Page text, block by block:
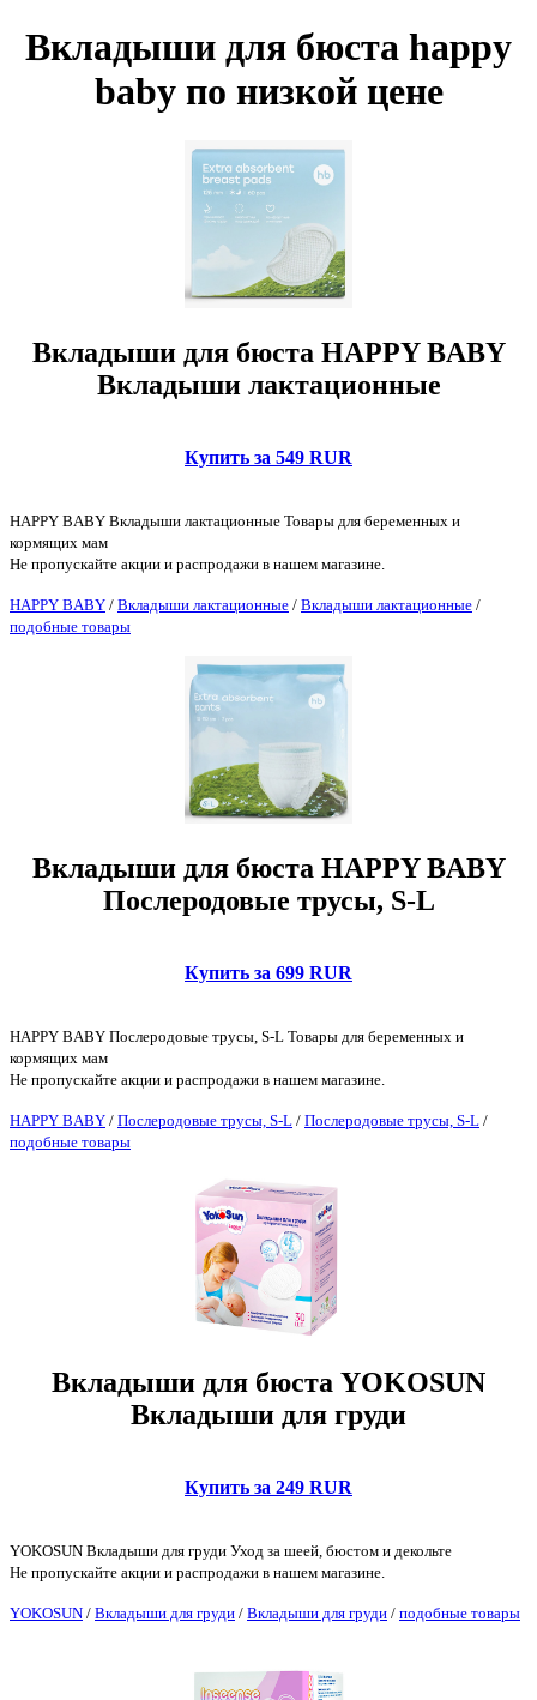
Вкладыши для бюста happy
baby по низкой цене
Вкладыши для бюста HAPPY BABY
Вкладыши лактационные
Купить за 549 RUR
HAPPY BABY Вкладыши лактационные Товары для беременных и
кормящих мам
Не пропускайте акции и распродажи в нашем магазине.
HAPPY BABY / Вкладыши лактационные / Вкладыши лактационные /
подобные товары
Вкладыши для бюста HAPPY BABY
Послеродовые трусы, S-L
Купить за 699 RUR
HAPPY BABY Послеродовые трусы, S-L Товары для беременных и
кормящих мам
Не пропускайте акции и распродажи в нашем магазине.
HAPPY BABY / Послеродовые трусы, S-L / Послеродовые трусы, S-L /
подобные товары
Вкладыши для бюста YOKOSUN
Вкладыши для груди
Купить за 249 RUR
YOKOSUN Вкладыши для груди Уход за шеей, бюстом и декольте
Не пропускайте акции и распродажи в нашем магазине.
YOKOSUN / Вкладыши для груди / Вкладыши для груди / подобные товары